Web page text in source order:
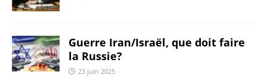
Guerre Iran/Israël, que doit faire
la Russie?
23 juin 2025